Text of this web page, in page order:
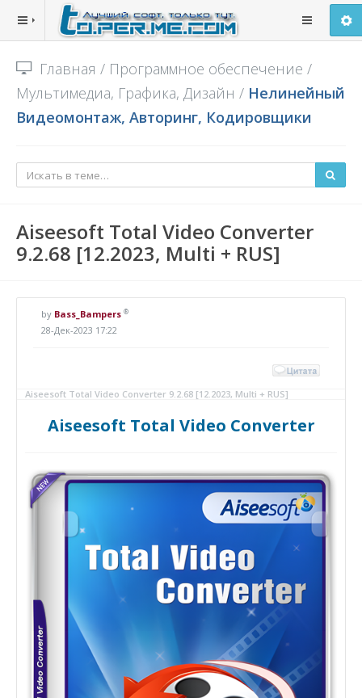
Главная / Программное обеспечение /
Мультимедиа, Графика, Дизайн / Нелинейный
Видеомонтаж, Авторинг, Кодировщики
Aiseesoft Total Video Converter
9.2.68 [12.2023, Multi + RUS]
by Bass_Bampers ®
28-Дек-2023 17:22
Aiseesoft Total Video Converter 9.2.68 [12.2023, Multi + RUS]
Aiseesoft Total Video Converter